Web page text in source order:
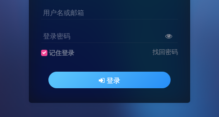
用户名或邮箱
登录密码
记住登录 找回密码
登录